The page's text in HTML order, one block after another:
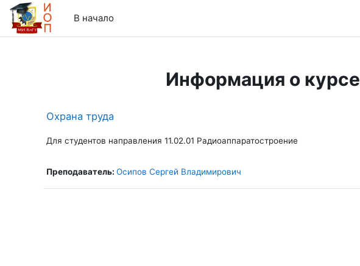
Перейти к основному содержанию
В начало
Информация о курсе
Охрана труда
Для студентов направления 11.02.01 Радиоаппаратостроение
Преподаватель: Осипов Сергей Владимирович